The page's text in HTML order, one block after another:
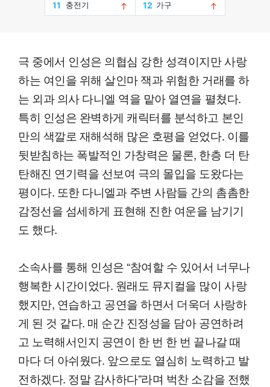
극 중에서 인성은 의협심 강한 성격이지만 사랑
하는 여인을 위해 살인마 잭과 위험한 거래를 하
는 외과 의사 다니엘 역을 맡아 열연을 펼쳤다.
특히 인성은 완벽하게 캐릭터를 분석하고 본인
만의 색깔로 재해석해 많은 호평을 얻었다. 이를
뒷받침하는 폭발적인 가창력은 물론, 한층 더 탄
탄해진 연기력을 선보여 극의 몰입을 도왔다는
평이다. 또한 다니엘과 주변 사람들 간의 촘촘한
감정선을 섬세하게 표현해 진한 여운을 남기기
도 했다.
소속사를 통해 인성은 “참여할 수 있어서 너무나
행복한 시간이었다. 원래도 뮤지컬을 많이 사랑
했지만, 연습하고 공연을 하면서 더욱더 사랑하
게 된 것 같다. 매 순간 진정성을 담아 공연하려
고 노력해서인지 공연이 한 번 한 번 끝나갈 때
마다 더 아쉬웠다. 앞으로도 열심히 노력하고 발
전하겠다. 정말 감사하다”라며 벅찬 소감을 전했